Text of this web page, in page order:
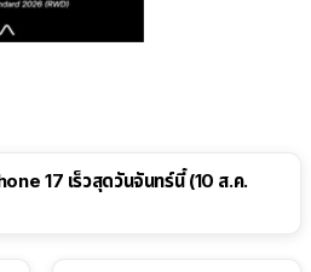
17 เร็วสุดวันจันทร์นี้ (10 ส.ค.